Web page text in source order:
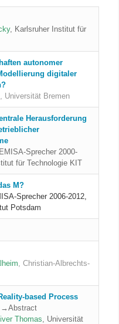
, Karlsruher Institut für
autonomer
digitaler
, Universität Bremen
Herausforderung
Sprecher 2000-
für Technologie KIT
M?
Sprecher 2006-2012,
Potsdam
, Christian-Albrechts-
based Process
→Abstract
Thomas, Universität